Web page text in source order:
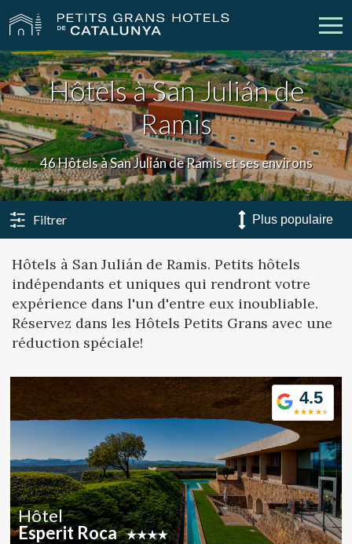
Nos Hôtels Escapades
Mariages Réunions
Chèques Cadeau Découvrez Catalogne
Má réservation
vpn_key Se connecter person Créer un compte
CA ES EN FR
Hôtels à San Julián de
Ramis
46 Hôtels à San Julián de Ramis et ses environs
Filtrer
Hôtels à San Julián de Ramis. Petits hôtels
indépendants et uniques qui rendront votre
expérience dans l'un d'entre eux inoubliable.
Réservez dans les Hôtels Petits Grans avec une
réduction spéciale!
4.5
Hôtel
Esperit Roca